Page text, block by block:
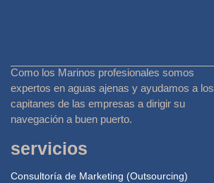
Como los Marinos profesionales somos
expertos en aguas ajenas y ayudamos a los
capitanes de las empresas a dirigir su
navegación a buen puerto.
servicios
Consultoría de Marketing (Outsourcing)